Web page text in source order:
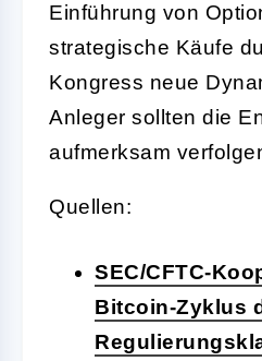
Einführung von
strategische Käufe
Kongress neue
Anleger sollten die
aufmerksam
Quellen:
SEC/CFTC-
Bitcoin-Zyklus